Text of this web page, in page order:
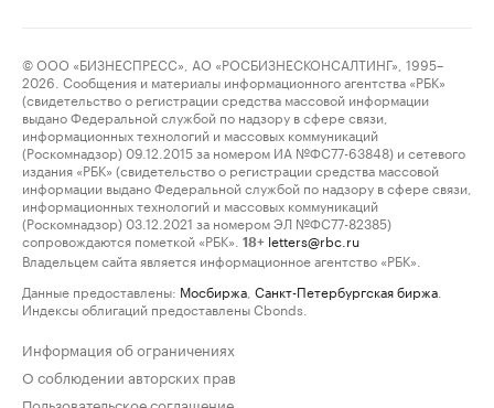
© ООО «БИЗНЕСПРЕСС», АО «РОСБИЗНЕСКОНСАЛТИНГ», 1995–
2026. Сообщения и материалы информационного агентства «РБК»
(свидетельство о регистрации средства массовой информации
выдано Федеральной службой по надзору в сфере связи,
информационных технологий и массовых коммуникаций
(Роскомнадзор) 09.12.2015 за номером ИА №ФС77-63848) и сетевого
издания «РБК» (свидетельство о регистрации средства массовой
информации выдано Федеральной службой по надзору в сфере связи,
информационных технологий и массовых коммуникаций
(Роскомнадзор) 03.12.2021 за номером ЭЛ №ФС77-82385)
сопровождаются пометкой «РБК».
18+ letters@rbc.ru
Владельцем сайта является информационное агентство «РБК».
Данные предоставлены: Мосбиржа Санкт-Петербургская биржа
Индексы облигаций предоставлены Cbonds.
Информация об ограничениях
О соблюдении авторских прав
Пользовательское соглашение